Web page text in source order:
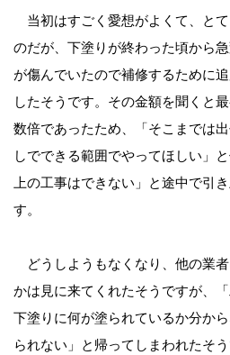
当初はすごく愛想がよくて、と
のだが、下塗りが終わった頃から
が傷んでいたので補修するために
したそうです。その金額を聞くと
数倍であったため、「そこまでは
しでできる範囲でやってほしい」
上の工事はできない」と途中で引
す。
どうしようもなくなり、他の業
かは見に来てくれたそうですが、
下塗りに何が塗られているか分か
られない」と帰ってしまわれたそう